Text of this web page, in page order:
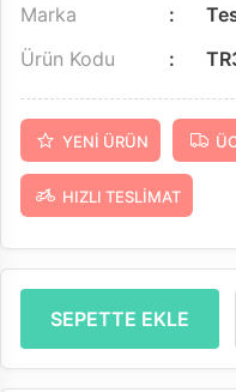
Marka
Ürün Kodu
YENI ÜRÜN
HIZLI TESLIMAT
SEPETTE EKLE